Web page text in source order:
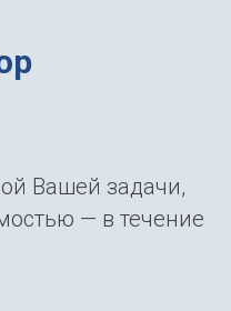
Вашей задачи,
— в течение